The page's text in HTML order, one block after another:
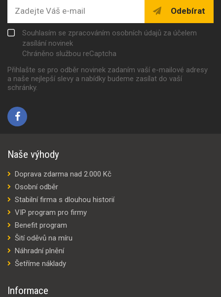
Odebírat
Souhlasím se zpracováním osobních údajů za účelem
zasílání novinek
Chráněno službou reCaptcha
Přihlašte se pro odběr novinek zadaním vaší e-mailové adresy
a naše nejlepší slevy a nabídky budeme zasílat do vaší
schránky.
Naše výhody
Doprava zdarma nad 2.000 Kč
Osobní odběr
Stabilní firma s dlouhou historií
VIP program pro firmy
Benefit program
Šití oděvů na míru
Náhradní plnění
Šetříme náklady
Informace